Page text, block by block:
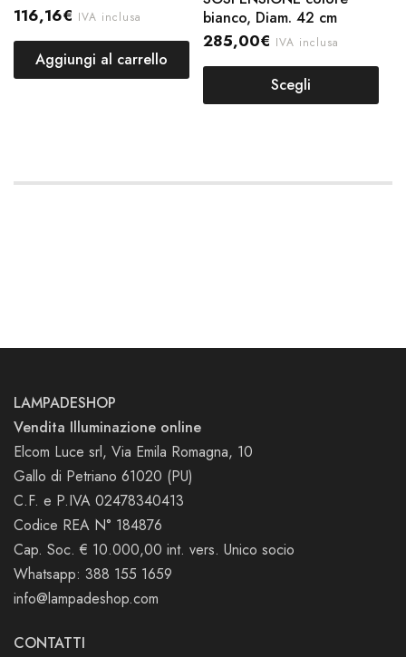
116,16€ IVA inclusa
Aggiungi al carrello
bianco, Diam. 42 cm
285,00€ IVA inclusa
Scegli
LAMPADESHOP
Vendita Illuminazione online
Elcom Luce srl, Via Emila Romagna, 10
Gallo di Petriano 61020 (PU)
C.F. e P.IVA 02478340413
Codice REA N° 184876
Cap. Soc. € 10.000,00 int. vers. Unico socio
Whatsapp: 388 155 1659
info@lampadeshop.com
CONTATTI